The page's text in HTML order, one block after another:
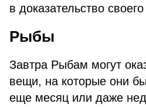
в доказательство
Рыбы
Завтра Рыбам могут
вещи, на которые они
еще месяц или даже